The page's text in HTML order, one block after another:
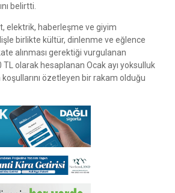
belirtti.
elektrik, haberleşme ve giyim
birlikte kültür, dinlenme ve eğlence
alınması gerektiği vurgulanan
TL olarak hesaplanan Ocak ayı yoksulluk
koşullarını özetleyen bir rakam olduğu